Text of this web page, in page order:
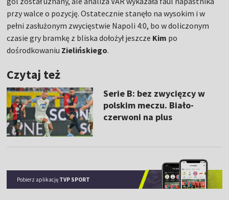
przy walce o pozycję. Ostatecznie stanęło na wysokim i w
pełni zasłużonym zwycięstwie Napoli 4:0, bo w doliczonym
czasie gry bramkę z bliska dołożył jeszcze Kim po
dośrodkowaniu Zielińskiego.
Czytaj też
Serie B: bez zwycięzcy w
polskim meczu. Biało-
czerwoni na plus
Pobierz aplikację TVP SPORT